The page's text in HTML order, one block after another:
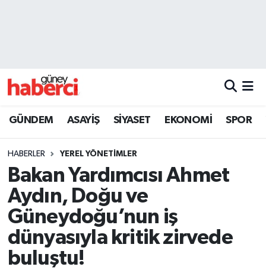
GÜNDEM ASAYİŞ SİYASET EKONOMİ SPOR
HABERLER YEREL YÖNETİMLER
Bakan Yardımcısı Ahmet
Aydın, Doğu ve
Güneydoğu’nun iş
dünyasıyla kritik zirvede
buluştu!
Beyoğlu Trafik Yoğunluk Haritası
Son Dakika Haberleri
Haber Arşivi